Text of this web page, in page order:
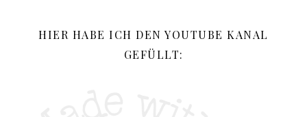
HIER HABE ICH DEN YOUTUBE KANAL
GEFÜLLT: